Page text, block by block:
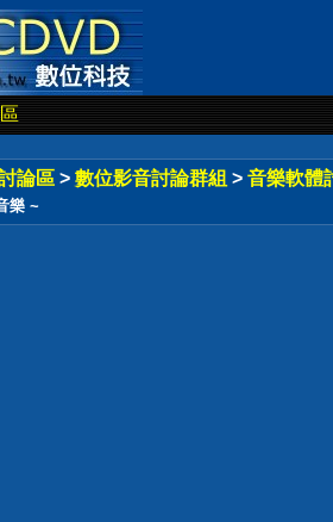
論區 > 數位影音討論群組 > 音樂軟體
樂 ~